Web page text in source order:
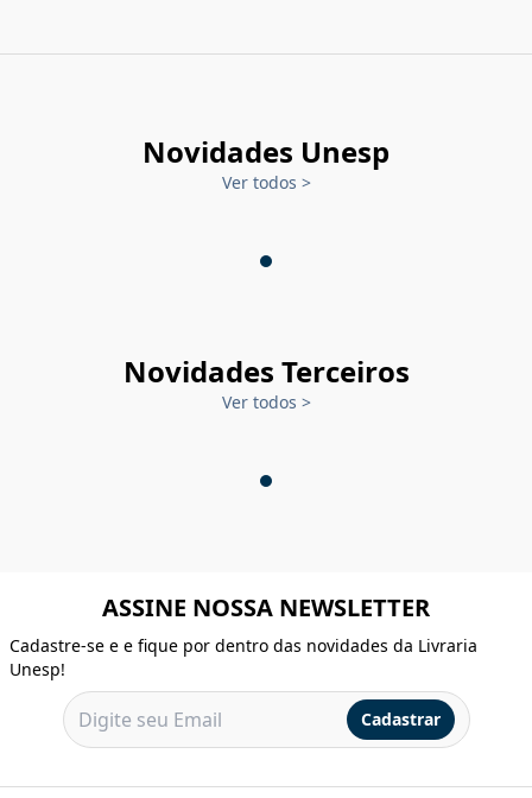
Novidades Unesp
Ver todos >
Novidades Terceiros
Ver todos >
ASSINE NOSSA NEWSLETTER
Cadastre-se e e fique por dentro das novidades da Livraria
Unesp!
Cadastrar